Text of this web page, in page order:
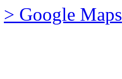
> Google Maps